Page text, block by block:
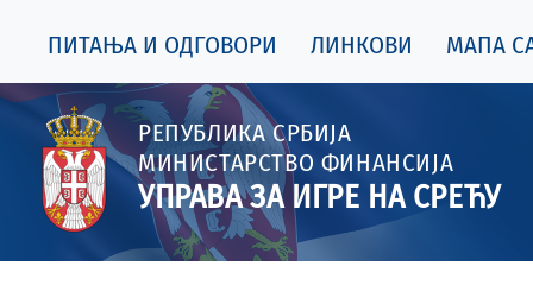
ПИТАЊА И ОДГОВОРИ ЛИНКОВИ МАПА
РЕПУБЛИКА СРБИЈА
МИНИСТАРСТВО ФИНАНСИЈА
УПРАВА ЗА ИГРЕ НА СРЕЋУ